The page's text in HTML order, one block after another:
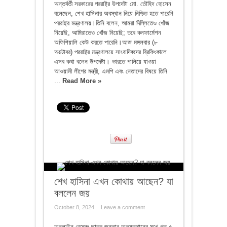
অন্তর্বর্তী সরকারের পররাষ্ট্র উপদেষ্টা মো. তৌহিদ হোসেন
বলেছেন, শেখ হাসিনার অবস্থান নিয়ে নিশ্চিত হতে পারেনি
পররাষ্ট্র মন্ত্রণালয়।তিনি বলেন, আমরা দিল্লিতেও খোঁজ
নিয়েছি, আমিরাতেও খোঁজ নিয়েছি; তবে কনফার্মেশন
অফিশিয়ালি কেউ করতে পারেনি।আজ মঙ্গলবার (৮
অক্টোবর) পররাষ্ট্র মন্ত্রণালয়ে সাংবাদিকদের ব্রিফিংকালে
এসব কথা বলেন উপদেষ্টা। ভারতে পালিয়ে যাওয়া
আওয়ামী লীগের মন্ত্রী, এমপি এবং নেতাদের বিষয়ে তিনি
... Read More »
শেখ হাসিনা এখন কোথায় আছেন? যা
বললেন জয়
October 8, 2024 Leave a comment